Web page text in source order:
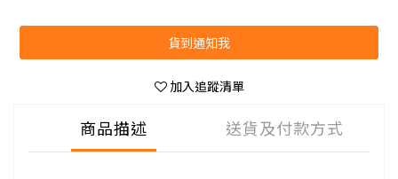
貨到通知我
加入追蹤清單
商品描述 送貨及付款方式